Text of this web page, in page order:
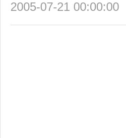
2005-07-21 00:00:00